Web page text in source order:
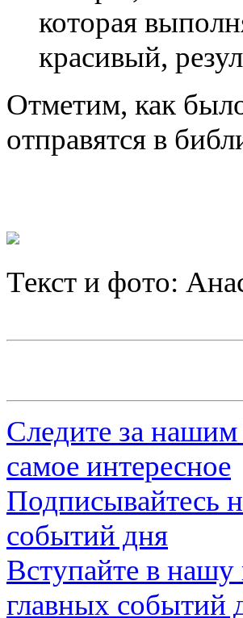
которая
красивый,
Отметим, как
отправятся в
Текст и фото:
Следите за нашим
самое интересное
Подписывайтесь
событий дня
Вступайте в нашу
главных событий